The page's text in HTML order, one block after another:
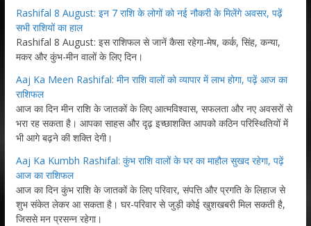
Rashifal 8 August: इन 7 राशि के लोगों को नई नौकरी के मिलेंगे अवसर, पढ़ें
सभी राशियों का हाल
Rashifal 8 August: इस राशिफल से जानें कैसा रहेगा-मेष, कर्क, सिंह, कन्या,
मकर और कुंभ-मीन वालों के लिए दिन।
Aaj Ka Meen Rashifal: मीन राशि वालों को व्यापार में लाभ होगा, पढ़ें आज का
राशिफल
आज का दिन मीन राशि के जातकों के लिए आत्मविश्वास, सफलता और नए अवसरों से
भरा रह सकता है। आपका साहस और दृढ़ इच्छाशक्ति आपको कठिन परिस्थितियों में
भी आगे बढ़ने की शक्ति देगी।
Aaj Ka Kumbh Rashifal: कुंभ राशि वालों के घर का माहौल सुखद रहेगा, पढ़ें
आज का राशिफल
आज का दिन कुंभ राशि के जातकों के लिए परिवार, संपत्ति और प्रगति के लिहाज से
शुभ संकेत लेकर आ सकता है। घर-परिवार से जुड़ी कोई खुशखबरी मिल सकती है,
जिससे मन प्रसन्न रहेगा।